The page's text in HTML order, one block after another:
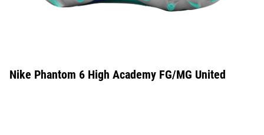
Nike Phantom 6 High Academy FG/MG United